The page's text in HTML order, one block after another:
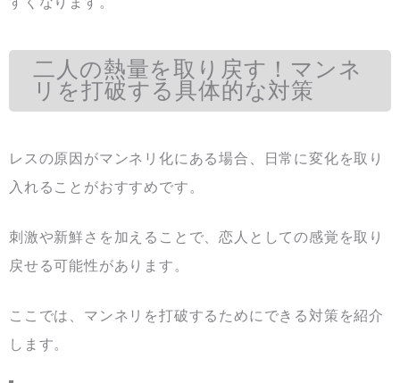
二人の熱量を取り戻す！マンネ
リを打破する具体的な対策
レスの原因がマンネリ化にある場合、日常に変化を取り
入れることがおすすめです。
刺激や新鮮さを加えることで、恋人としての感覚を取り
戻せる可能性があります。
ここでは、マンネリを打破するためにできる対策を紹介
します。